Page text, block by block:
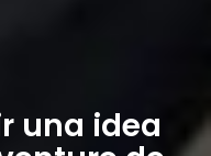
una idea